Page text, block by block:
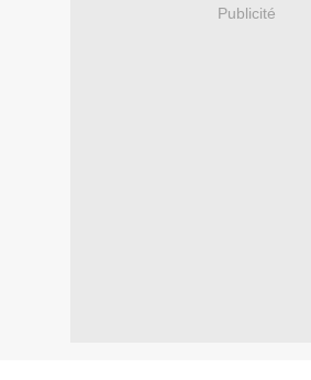
Publicité